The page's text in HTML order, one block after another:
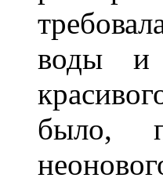
воды и
было,